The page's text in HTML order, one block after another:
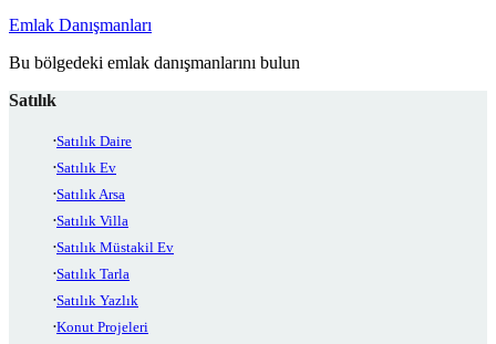
Emlak Danışmanları
Bu bölgedeki emlak danışmanlarını bulun
Satılık
Satılık Daire
Satılık Ev
Satılık Arsa
Satılık Villa
Satılık Müstakil Ev
Satılık Tarla
Satılık Yazlık
Konut Projeleri